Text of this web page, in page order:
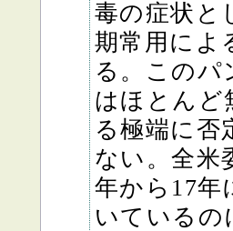
毒の症状と
期常用によ
る。このパ
はほとんど
る極端に否
ない。全米
年から17年
いているの